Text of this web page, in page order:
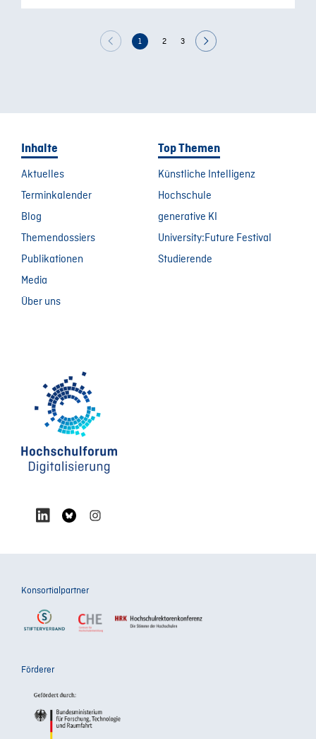
1 2 3
Inhalte
Aktuelles
Terminkalender
Blog
Themendossiers
Publikationen
Media
Über uns
Top Themen
Künstliche Intelligenz
Hochschule
generative KI
University:Future Festival
Studierende
Konsortialpartner
Förderer